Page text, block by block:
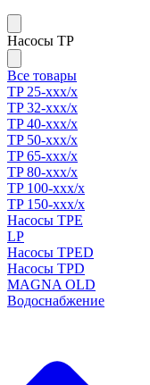
Насосы TP
Все товары
TP 25-xxx/x
TP 32-xxx/x
TP 40-xxx/x
TP 50-xxx/x
TP 65-xxx/x
TP 80-xxx/x
TP 100-xxx/x
TP 150-xxx/x
Насосы TPE
LP
Насосы TPED
Насосы TPD
MAGNA OLD
Водоснабжение